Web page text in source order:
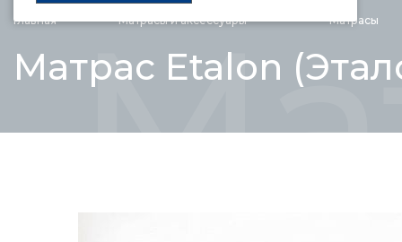
Главная Матрасы иаксессуары Матрасы
Матрас Etalon